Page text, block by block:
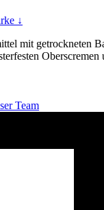
↓
mit getrockneten
Oberscremen
Team